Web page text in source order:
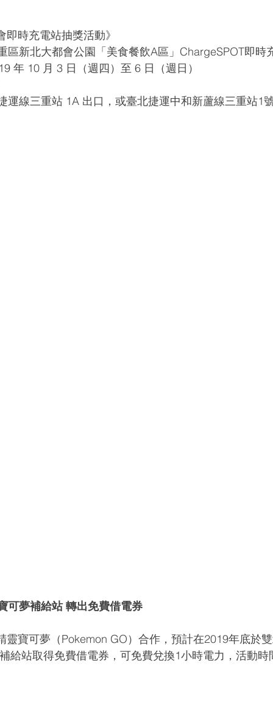
即時充電站抽獎活動》
區新北大都會公園「美食餐飲A區」ChargeSPOT即時
年 10 月 3 日（週四）至 6 日（週日）
運線三重站 1A 出口，或臺北捷運中和新蘆線三重站1
可夢補給站 轉出免費借電券
靈寶可夢（Pokemon GO）合作，預計在2019年底於
給站取得免費借電券，可免費兌換1小時電力，活動時